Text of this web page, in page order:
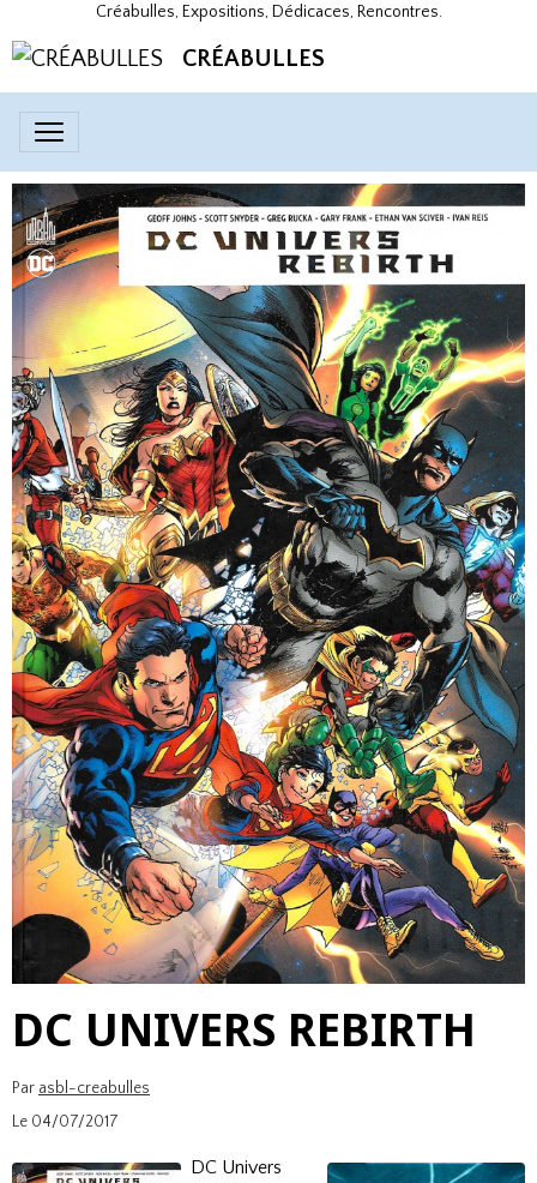
Créabulles, Expositions, Dédicaces, Rencontres.
CRÉABULLES
DC UNIVERS REBIRTH
Par asbl-creabulles
Le 04/07/2017
DC Univers